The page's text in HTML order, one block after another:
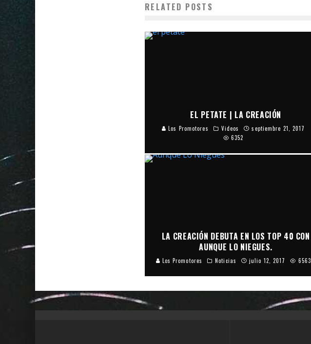
RELATED POSTS
EL PETATE | LA CREACIÓN
Los Promotores Videos
septiembre 21, 2017
6352
LA CREACIÓN DEBUTA EN LOS TOP 40 CON
AUNQUE LO NIEGUES.
Los Promotores Noticias julio 12, 2017 6563